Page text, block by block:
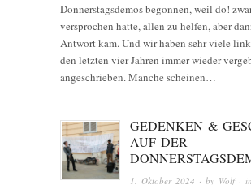
Donnerstagsdemos begonnen, weil do!
versprochen hatte, allen zu helfen, aber
Antwort kam. Und wir haben sehr viele
den letzten vier Jahren immer wieder
angeschrieben. Manche scheinen…
GEDENKEN &
AUF DER
1. Oktober 2024 · by Wolf·